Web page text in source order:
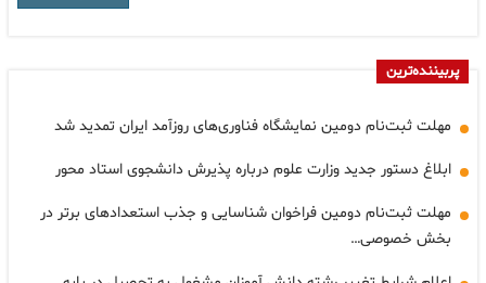
پربیننده‌ترین
مهلت ثبت‌نام دومین نمایشگاه فناوری‌های روزآمد ایران تمدید شد
ابلاغ دستور جدید وزارت علوم درباره پذیرش دانشجوی استاد محور
مهلت ثبت‌نام دومین فراخوان شناسایی و جذب استعدادهای برتر در
بخش خصوصی…